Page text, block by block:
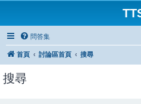
問答集
首頁 討論區首頁 搜尋
搜尋